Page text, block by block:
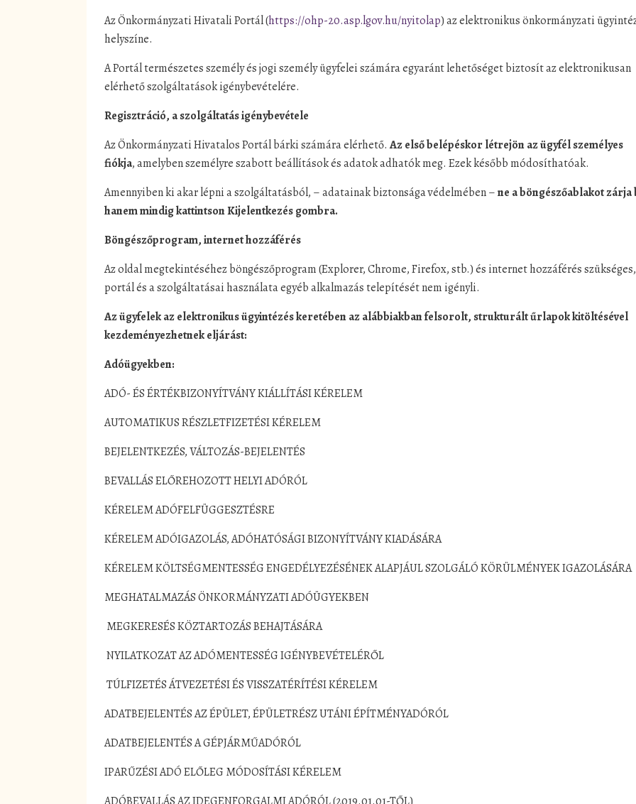
Az Önkormányzati Hivatali Portál (https://ohp-20.asp.lgov.hu/nyitolap) az elektronikus önkormányzati
helyszíne.
A Portál természetes személy és jogi személy ügyfelei számára egyaránt lehetőséget biztosít az elektronikusan
elérhető szolgáltatások igénybevételére.
Regisztráció, a szolgáltatás igénybevétele
Az Önkormányzati Hivatalos Portál bárki számára elérhető. Az első belépéskor létrejön az ügyfél személyes
fiókja, amelyben személyre szabott beállítások és adatok adhatók meg. Ezek később módosíthatóak.
Amennyiben ki akar lépni a szolgáltatásból, – adatainak biztonsága védelmében –ne a böngészőablakot zárja
hanem mindig kattintson Kijelentkezés gombra.
Böngészőprogram, internet hozzáférés
Az oldal megtekintéséhez böngészőprogram (Explorer, Chrome, Firefox, stb.) és internet hozzáférés
portál és a szolgáltatásai használata egyéb alkalmazás telepítését nem igényli.
Az ügyfelek az elektronikus ügyintézés keretében az alábbiakban felsorolt, strukturált űrlapok kitöltésével
kezdeményezhetnek eljárást:
Adóügyekben:
ADÓ- ÉS ÉRTÉKBIZONYÍTVÁNY KIÁLLÍTÁSI KÉRELEM
AUTOMATIKUS RÉSZLETFIZETÉSI KÉRELEM
BEJELENTKEZÉS, VÁLTOZÁS-BEJELENTÉS
BEVALLÁS ELŐREHOZOTT HELYI ADÓRÓL
KÉRELEM ADÓFELFÜGGESZTÉSRE
KÉRELEM ADÓIGAZOLÁS, ADÓHATÓSÁGI BIZONYÍTVÁNY KIADÁSÁRA
KÉRELEM KÖLTSÉGMENTESSÉG ENGEDÉLYEZÉSÉNEK ALAPJÁUL SZOLGÁLÓ KÖRÜLMÉNYEK IGAZOLÁSÁRA
MEGHATALMAZÁS ÖNKORMÁNYZATI ADÓÜGYEKBEN
MEGKERESÉS KÖZTARTOZÁS BEHAJTÁSÁRA
NYILATKOZAT AZ ADÓMENTESSÉG IGÉNYBEVÉTELÉRŐL
TÚLFIZETÉS ÁTVEZETÉSI ÉS VISSZATÉRÍTÉSI KÉRELEM
ADATBEJELENTÉS AZ ÉPÜLET, ÉPÜLETRÉSZ UTÁNI ÉPÍTMÉNYADÓRÓL
ADATBEJELENTÉS A GÉPJÁRMŰADÓRÓL
IPARŰZÉSI ADÓ ELŐLEG MÓDOSÍTÁSI KÉRELEM